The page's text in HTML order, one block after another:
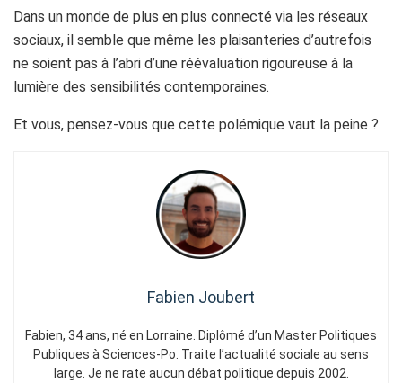
Dans un monde de plus en plus connecté via les réseaux
sociaux, il semble que même les plaisanteries d’autrefois
ne soient pas à l’abri d’une réévaluation rigoureuse à la
lumière des sensibilités contemporaines.
Et vous, pensez-vous que cette polémique vaut la peine ?
Fabien Joubert
Fabien, 34 ans, né en Lorraine. Diplômé d’un Master Politiques
Publiques à Sciences-Po. Traite l’actualité sociale au sens
large. Je ne rate aucun débat politique depuis 2002.